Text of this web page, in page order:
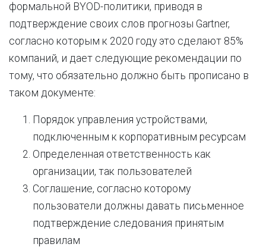
формальной BYOD-политики, приводя в
подтверждение своих слов прогнозы Gartner,
согласно которым к 2020 году это сделают 85%
компаний, и дает следующие рекомендации по
тому, что обязательно должно быть прописано в
таком документе:
Порядок управления устройствами,
подключенным к корпоративным ресурсам
Определенная ответственность как
организации, так пользователей
Соглашение, согласно которому
пользователи должны давать письменное
подтверждение следования принятым
правилам